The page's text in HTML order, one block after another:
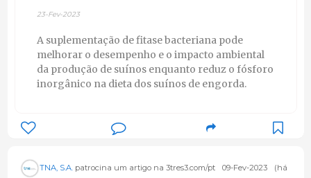
23-Fev-2023
A suplementação de fitase bacteriana pode
melhorar o desempenho e o impacto ambiental
da produção de suínos enquanto reduz o fósforo
inorgânico na dieta dos suínos de engorda.
TNA, S.A.patrocina um artigo na 3tres3.com/pt 09-Fev-2023
(há